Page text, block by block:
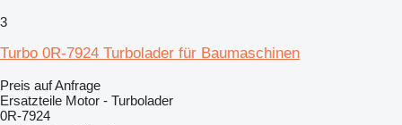
3
Turbo 0R-7924 Turbolader für Baumaschinen
Preis auf Anfrage
Ersatzteile Motor - Turbolader
0R-7924